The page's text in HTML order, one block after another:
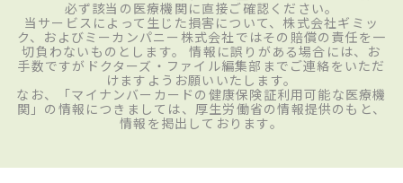
必ず該当の医療機関に直接ご確認ください。
当サービスによって生じた損害について、株式会社ギミッ
ク、およびミーカンパニー株式会社ではその賠償の責任を一
切負わないものとします。 情報に誤りがある場合には、お
手数ですがドクターズ・ファイル編集部までご連絡をいただ
けますようお願いいたします。
なお、「マイナンバーカードの健康保険証利用可能な医療機
関」の情報につきましては、厚生労働省の情報提供のもと、
情報を掲出しております。